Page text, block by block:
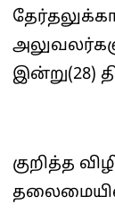
இன்று(28)
குறித்த